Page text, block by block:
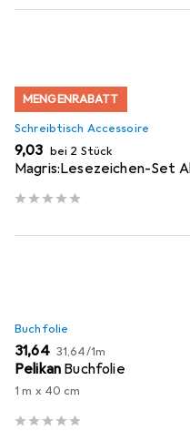
MENGENRABATT
Schreibtisch Accessoire
EUR
9,03 bei 2 Stück
Magris:Lesezeichen-Set
Buchfolie
EUR
31,64 EUR
31,64/1m
Pelikan Buchfolie
1 m x 40 cm